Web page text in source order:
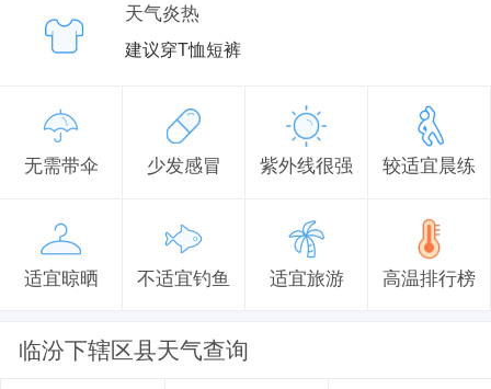
天气炎热
建议穿T恤短裤
无需带伞 少发感冒 紫外线很强 较适宜晨练
适宜晾晒 不适宜钓鱼 适宜旅游 高温排行榜
临汾下辖区县天气查询